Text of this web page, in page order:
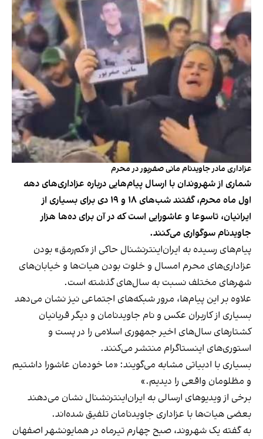
عزاداری مادر جاویدنام مانی صفرپور در محرم
شماری از شهروندان با ارسال پیام‌هایی درباره عزاداری‌های دهه
اول ماه محرم، گفتند شب‌های ۱۸ و ۱۹ دی برای بسیاری از
ایرانیان، تاسوعا و عاشورایی است که در آن برای ده‌ها هزار
جاویدنام سوگواری می‌کنند.
پیام‌های رسیده به ایران‌اینترنشنال حاکی از «کم‌رمق» بودن
عزاداری‌های محرم امسال و خلوت بودن هیات‌ها و خیابان‌های
شهرهای مختلف نسبت به سال‌های گذشته است.
علاوه بر این پیام‌ها، مرور شبکه‌های اجتماعی نیز نشان می‌دهد
بسیاری از کاربران عکس و نام جاویدنامان و دیگر قربانیان
کشتارهای سال‌های اخیر جمهوری اسلامی را در پست و
استوری‌های اینستاگرام منتشر می‌کنند.
بسیاری با ادبیاتی مشابه می‌گویند: «ما خودمان عاشورا داشتیم
و مظلومان واقعی را دیدیم.»
برخی از ویدیوهای ارسالی به ایران‌اینترنشنال نشان می‌دهند
بعضی هیات‌ها با عزاداری جاویدنامان تلفیق شده‌اند.
به گفته یک شهروند، صبح چهارم تیرماه در همایونشهر اصفهان